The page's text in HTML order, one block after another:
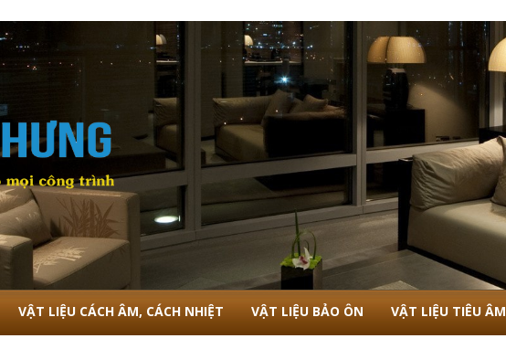
VẬT LIỆU CÁCH ÂM, CÁCH NHIỆT VẬT LIỆU BẢO ÔN VẬT LIỆU TIÊU ÂM